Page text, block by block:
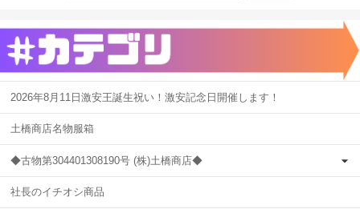
2026年8月11日激安王誕生祝い！激安記念日開催します！
土橋商店名物服箱
◆古物第304401308190号 (株)土橋商店◆
社長のイチオシ商品